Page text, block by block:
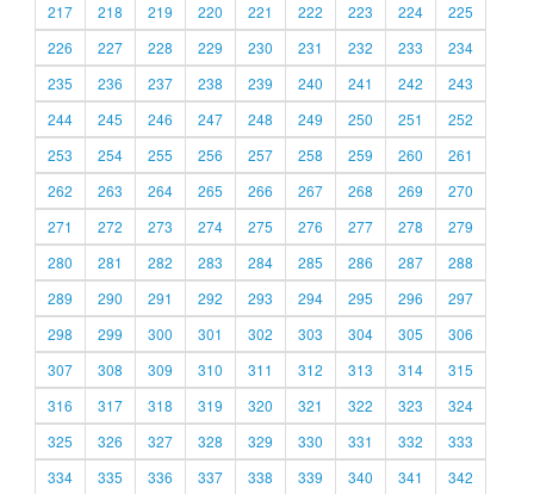
217
218 219 220 221 222 223 224
225
226
227 228 229 230 231 232 233
234
235
236 237 238 239 240 241 242
243
244
245 246 247 248 249 250 251
252
253
254 255 256 257 258 259 260
261
262
263 264 265 266 267 268 269
270
271
272 273 274 275 276 277 278
279
280
281 282 283 284 285 286 287
288
289
290 291 292 293 294 295 296
297
298
299 300 301 302 303 304 305
306
307
308 309 310 311 312 313 314
315
316
317 318 319 320 321 322 323
324
325
326 327 328 329 330 331 332
333
334
335 336 337 338 339 340 341 342